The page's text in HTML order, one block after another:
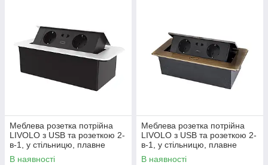
Меблева розетка потрійна
LIVOLO з USB та розеткою 2-
в-1, у стільницю, плавне
відкриття, алюміній, біла
В наявності
Меблева розетка потрійна
LIVOLO з USB та розеткою 2-
в-1, у стільницю, плавне
відкриття, алюміній, бронзова
В наявності